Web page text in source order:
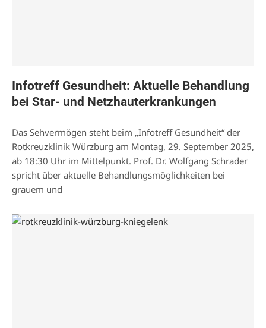
Infotreff Gesundheit: Aktuelle Behandlung
bei Star- und Netzhauterkrankungen
Das Sehvermögen steht beim „Infotreff Gesundheit“ der
Rotkreuzklinik Würzburg am Montag, 29. September 2025,
ab 18:30 Uhr im Mittelpunkt. Prof. Dr. Wolfgang Schrader
spricht über aktuelle Behandlungsmöglichkeiten bei
grauem und